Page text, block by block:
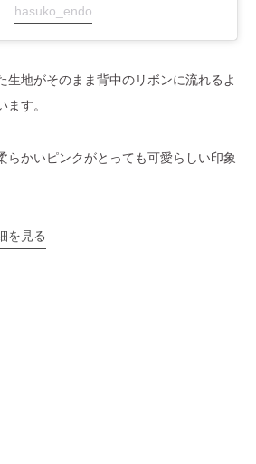
hasuko_endo
生地がそのまま背中のリボンに流れるよ
す。
らかいピンクがとっても可愛らしい印象
を見る